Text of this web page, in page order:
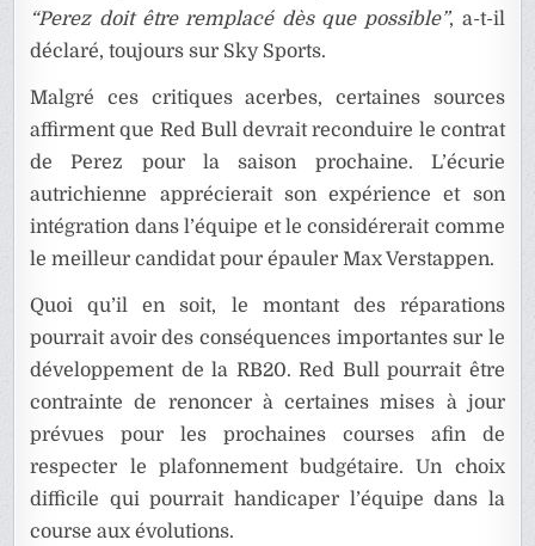
“Perez doit être remplacé dès que possible”, a-t-il
déclaré, toujours sur Sky Sports.
Malgré ces critiques acerbes, certaines sources
affirment que Red Bull devrait reconduire le contrat
de Perez pour la saison prochaine. L’écurie
autrichienne apprécierait son expérience et son
intégration dans l’équipe et le considérerait comme
le meilleur candidat pour épauler Max Verstappen.
Quoi qu’il en soit, le montant des réparations
pourrait avoir des conséquences importantes sur le
développement de la RB20. Red Bull pourrait être
contrainte de renoncer à certaines mises à jour
prévues pour les prochaines courses afin de
respecter le plafonnement budgétaire. Un choix
difficile qui pourrait handicaper l’équipe dans la
course aux évolutions.